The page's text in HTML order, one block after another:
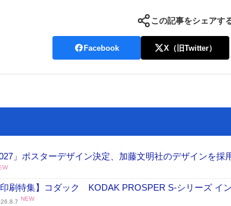
この記事をシェアす
Facebook X（旧Twitter）
」ポスターデザイン決定、加藤文明社のデザインを
印刷特集】コダック KODAK PROSPER S-シリーズ
NEW